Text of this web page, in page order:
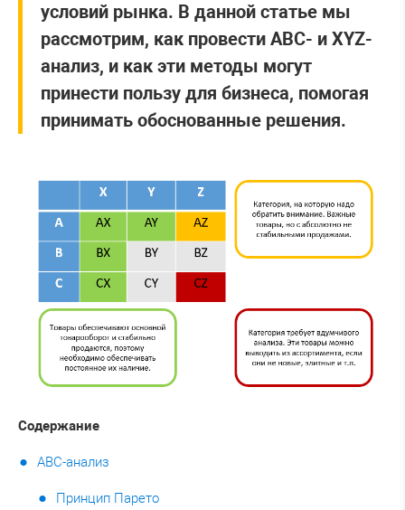
условий рынка. В данной статье мы
рассмотрим, как провести ABC- и XYZ-
анализ, и как эти методы могут
принести пользу для бизнеса, помогая
принимать обоснованные решения.
Содержание
ABC-анализ
Принцип Парето